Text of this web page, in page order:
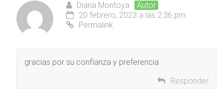
Diana Montoya
Autor
20 febrero, 2023 a las 2:36 pm
Permalink
gracias por su confianza y preferencia
Responder